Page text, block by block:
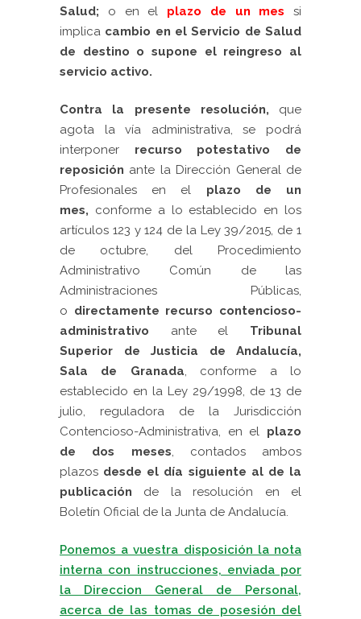
Salud; o en el plazo de un mes
si
implica cambio en el Servicio de Salud
de destino o supone el reingreso al
servicio activo.
Contra la presente resolución, que
agota la vía administrativa, se podrá
interponer recurso potestativo de
reposición ante la Dirección General de
Profesionales en el plazo de un
mes, conforme a lo establecido en los
artículos 123 y 124 de la Ley 39/2015, de 1
de octubre, del Procedimiento
Administrativo Común de las
Administraciones Públicas,
o directamente recurso contencioso-
administrativo ante el Tribunal
Superior de Justicia de Andalucía,
Sala de Granada, conforme a lo
establecido en la Ley 29/1998, de 13 de
julio, reguladora de la Jurisdicción
Contencioso-Administrativa, en el plazo
de dos meses, contados ambos
plazos desde el día siguiente al de la
publicación de la resolución en el
Boletín Oficial de la Junta de Andalucía.
Ponemos a vuestra disposición la nota
interna con instrucciones, enviada por
la Direccion General de Personal,
acerca de las tomas de posesión del